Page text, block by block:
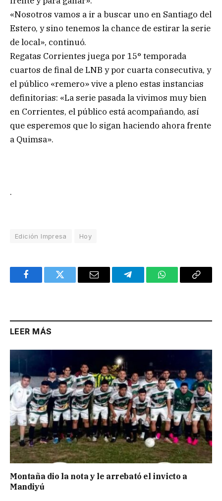
«Nosotros vamos a ir a buscar uno en Santiago del
Estero, y sino tenemos la chance de estirar la serie
de local», continuó.
Regatas Corrientes juega por 15° temporada
cuartos de final de LNB y por cuarta consecutiva, y
el público «remero» vive a pleno estas instancias
definitorias: «La serie pasada la vivimos muy bien
en Corrientes, el público está acompañando, así
que esperemos que lo sigan haciendo ahora frente
a Quimsa».
.
Edición Impresa Hoy
FacebookTwitter Email TelegramWhatsAppCopy
LEER MÁS
Montaña dio la nota y le arrebató el invicto a
Mandiyú